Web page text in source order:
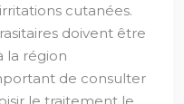
cutanées.
doivent être
la région
de consulter